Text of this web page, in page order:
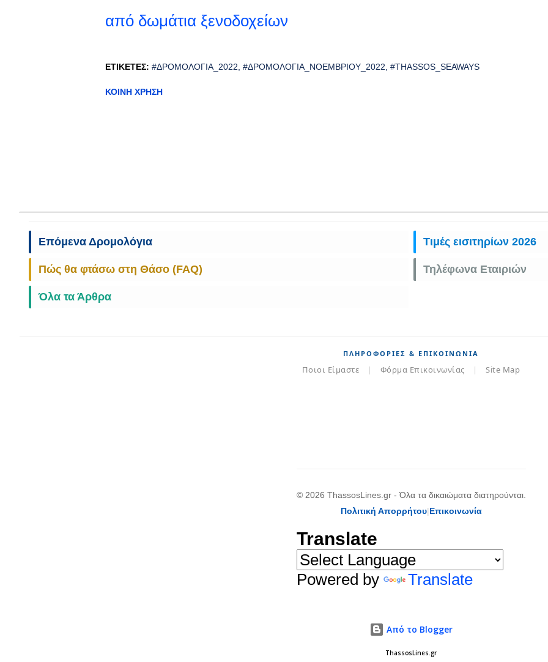
από δωμάτια ξενοδοχείων
ΕΤΙΚΈΤΕΣ: #ΔΡΟΜΟΛΌΓΙΑ_2022 #ΔΡΟΜΟΛΟΓΙΑ_ΝΟΕΜΒΡΊΟΥ_2022 #THASSOS_SEAWAYS
ΚΟΙΝΉ ΧΡΉΣΗ
Επόμενα Δρομολόγια Τιμές εισιτηρίων 2026
Πώς θα φτάσω στη Θάσο (FAQ) Τηλέφωνα Εταιριών
Όλα τα Άρθρα
ΠΛΗΡΟΦΟΡΊΕΣ & ΕΠΙΚΟΙΝΩΝΊΑ
Ποιοι Είμαστε | Φόρμα Επικοινωνίας | Site Map
© 2026 ThassosLines.gr - Όλα τα δικαιώματα διατηρούνται.
Πολιτική Απορρήτου|Επικοινωνία
Translate
Powered by Translate
Από το Blogger
ThassosLines.gr